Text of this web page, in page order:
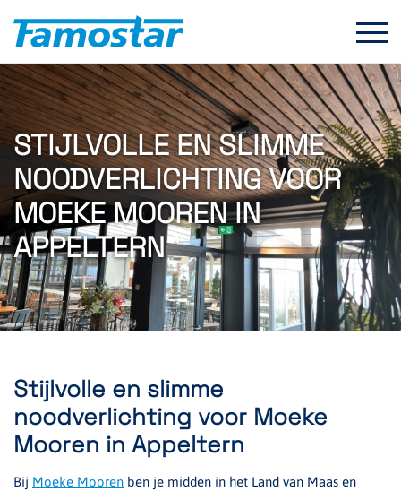
content
STIJLVOLLE EN SLIMME
NOODVERLICHTING VOOR
MOEKE MOOREN IN
APPELTERN
Stijlvolle en slimme
noodverlichting voor Moeke
Mooren in Appeltern
Bij Moeke Mooren ben je midden in het Land van Maas en